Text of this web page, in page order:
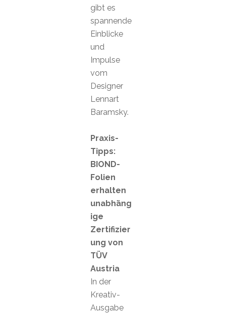
gibt es
spannende
Einblicke
und
Impulse
vom
Designer
Lennart
Baramsky.
Praxis-
Tipps:
BIOND-
Folien
erhalten
unabhäng
ige
Zertifizier
ung von
TÜV
Austria
In der
Kreativ-
Ausgabe